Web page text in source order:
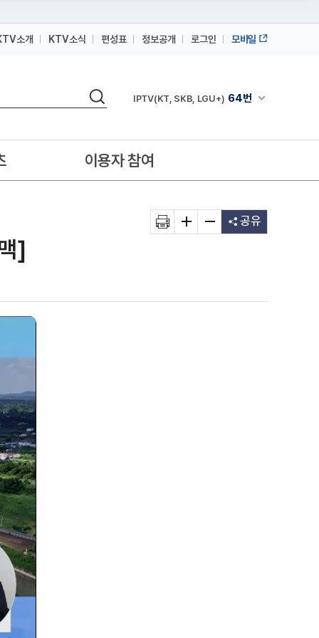
소개 KTV소식 편성표 정보공개 로그인 모바일
검색 채널안내 펼쳐
IPTV(KT, SKB, LGU+) 64번
IPTV(KT, SKB, LGU+)
이용자 참여
]
공유